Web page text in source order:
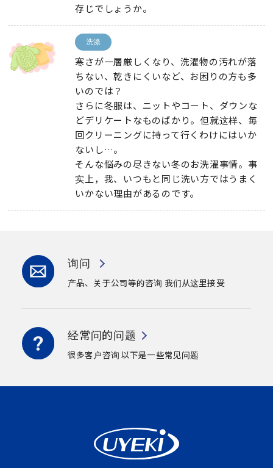
存じでしょうか。
洗涤
寒さが一層厳しくなり、 洗濯物の汚れが落
ちない、乾きにくいなど、 お困りの方も多
いのでは？
さらに冬服は、 ニットやコート、 ダウンな
どデリケートなものばかり。但就这样、 毎
回クリーニングに持って行くわけにはいか
ないし…。
そんな悩みの尽きない冬のお洗濯事情。事
实上，我、 いつもと同じ洗い方ではうまく
いかない理由があるのです。
询问
产品、关于公司等的咨询 我们从这里接受
经常问的问题
很多客户咨询 以下是一些常见问题